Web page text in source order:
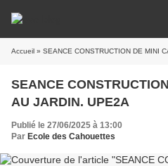
Accueil » SEANCE CONSTRUCTION DE MINI
SEANCE
AU JARDIN. UPE2A
Publié le 27/06/2025 à 13:00
Par Ecole des Cahouettes